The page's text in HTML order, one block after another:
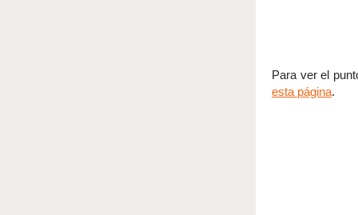
Para ver el
esta página.